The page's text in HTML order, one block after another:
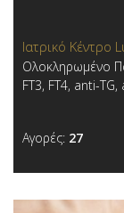
Ιατρικό Κέντρο
Ολοκληρωμένο
FT3, FT4, anti-
Αγορές: 27